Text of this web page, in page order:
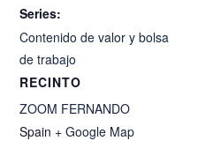
Series:
Contenido de valor y bolsa
de trabajo
RECINTO
ZOOM FERNANDO
Spain + Google Map